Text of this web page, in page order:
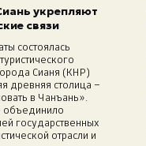
укрепляют
связи
состоялась
Сианя (КНР)
древняя столица –
в Чанъань».
объединило
государственных
отрасли и